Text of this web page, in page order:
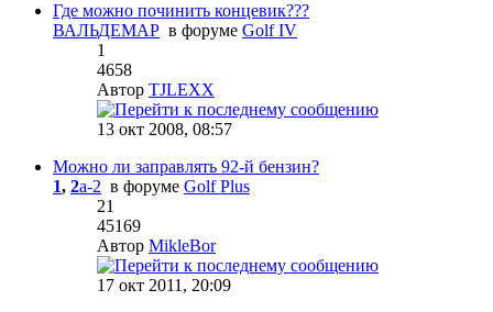
Где можно починить концевик???
ВАЛЬДЕМАР в форуме Golf IV
1
4658
Автор TJLEXX
13 окт 2008, 08:57
Можно ли заправлять 92-й бензин?
1, 2a-2 в форуме Golf Plus
21
45169
Автор MikleBor
17 окт 2011, 20:09